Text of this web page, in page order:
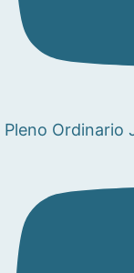
Pleno Ordinario